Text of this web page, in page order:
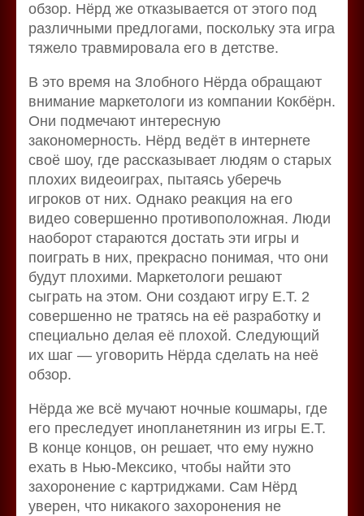
обзор. Нёрд же отказывается от этого под
различными предлогами, поскольку эта игра
тяжело травмировала его в детстве.
В это время на Злобного Нёрда обращают
внимание маркетологи из компании Кокбёрн.
Они подмечают интересную
закономерность. Нёрд ведёт в интернете
своё шоу, где рассказывает людям о старых
плохих видеоиграх, пытаясь уберечь
игроков от них. Однако реакция на его
видео совершенно противоположная. Люди
наоборот стараются достать эти игры и
поиграть в них, прекрасно понимая, что они
будут плохими. Маркетологи решают
сыграть на этом. Они создают игру E.T. 2
совершенно не тратясь на её разработку и
специально делая её плохой. Следующий
их шаг — уговорить Нёрда сделать на неё
обзор.
Нёрда же всё мучают ночные кошмары, где
его преследует инопланетянин из игры E.T.
В конце концов, он решает, что ему нужно
ехать в Нью-Мексико, чтобы найти это
захоронение с картриджами. Сам Нёрд
уверен, что никакого захоронения не